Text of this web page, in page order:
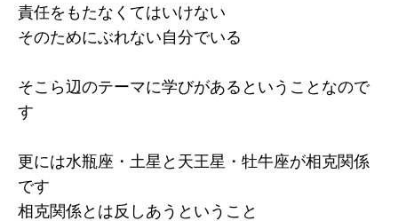
責任をもたなくてはいけない
そのためにぶれない自分でいる
そこら辺のテーマに学びがあるということなので
す
更には水瓶座・土星と天王星・牡牛座が相克関係
です
相克関係とは反しあうということ